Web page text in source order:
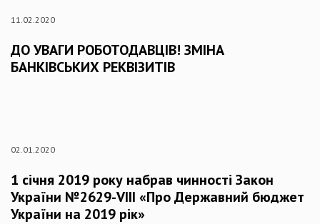
11.02.2020
ДО УВАГИ РОБОТОДАВЦІВ! ЗМІНА
БАНКІВСЬКИХ РЕКВІЗИТІВ
02.01.2020
1 січня 2019 року набрав чинності Закон
України №2629-VIII «Про Державний бюджет
України на 2019 рік»